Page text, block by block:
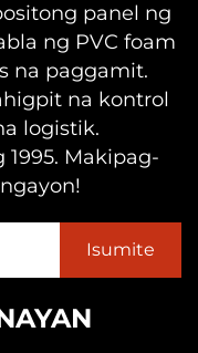
panel ng
ng PVC foam
na paggamit.
na kontrol
logistik.
Makipag-